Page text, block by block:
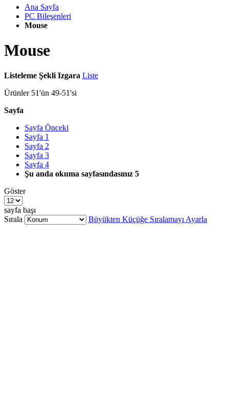
Ana Sayfa
PC Bileşenleri
Mouse
Mouse
Listeleme Şekli Izgara Liste
Ürünler 51'ün 49-51'si
Sayfa
Sayfa Önceki
Sayfa 1
Sayfa 2
Sayfa 3
Sayfa 4
Şu anda okuma sayfasındasınız 5
Göster
sayfa başı
Sırala
Büyükten Küçüğe Sıralamayı Ayarla